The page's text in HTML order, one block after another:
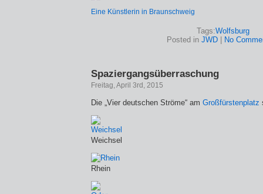
Eine Künstlerin in Braunschweig
Tags:Wolfsburg
Posted in JWD No
Spaziergangsüberraschung
Freitag, April 3rd, 2015
Die „Vier deutschen Ströme“ am Großfürstenplatz
Weichsel
Rhein